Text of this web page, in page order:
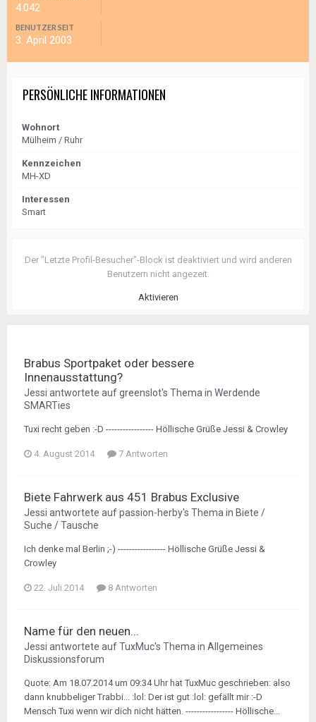
4.042
BENUTZER SEIT
3. April 2003
PERSÖNLICHE INFORMATIONEN
Wohnort
Mülheim / Ruhr
Kennzeichen
MH-XD
Interessen
Smart
Der "Letzte Profil-Besucher"-Block ist deaktiviert und wird anderen
Benutzern nicht angezeit.
Aktivieren
Brabus Sportpaket oder bessere
Innenausstattung?
Jessi antwortete aufgreenslot's Thema in Werdende
SMARTies
Tuxi recht geben :-D ----------------- Höllische Grüße Jessi & Crowley
4. August 2014 7 Antworten
Biete Fahrwerk aus 451 Brabus Exclusive
Jessi antwortete aufpassion-herby's Thema in Biete /
Suche / Tausche
Ich denke mal Berlin ;-) ----------------- Höllische Grüße Jessi &
Crowley
22. Juli 2014 8 Antworten
Name für den neuen...
Jessi antwortete aufTuxMuc's Thema in Allgemeines
Diskussionsforum
Quote: Am 18.07.2014 um 09:34 Uhr hat TuxMuc geschrieben: also
dann knubbeliger Trabbi... :lol: Der ist gut :lol: gefällt mir :-D
Mensch Tuxi wenn wir dich nicht hätten. ----------------- Höllische...